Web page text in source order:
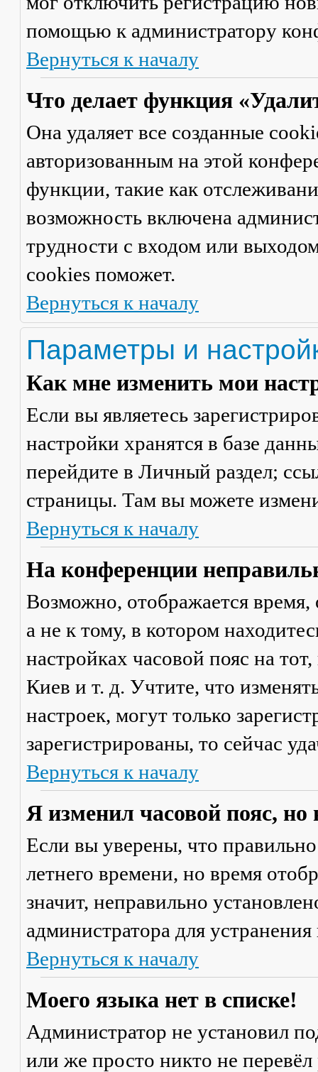
помощью к администратору
Вернуться к началу
Что делает функция
Она удаляет все созданные
авторизованным на этой
функции, такие как
возможность включена
трудности с входом или
cookies поможет.
Вернуться к началу
Параметры и
Как мне изменить мои
Если вы являетесь
настройки хранятся в базе
перейдите в Личный раздел;
страницы. Там вы можете
Вернуться к началу
На конференции
Возможно, отображается время,
а не к тому, в котором
настройках часовой пояс на
Киев и т. д. Учтите, что
настроек, могут только
зарегистрированы, то сейчас
Вернуться к началу
Я изменил часовой пояс,
Если вы уверены, что
летнего времени, но время
значит, неправильно
администратора для
Вернуться к началу
Моего языка нет в списке!
Администратор не установил
или же просто никто не